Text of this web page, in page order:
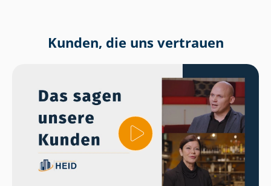
Kunden, die uns vertrauen